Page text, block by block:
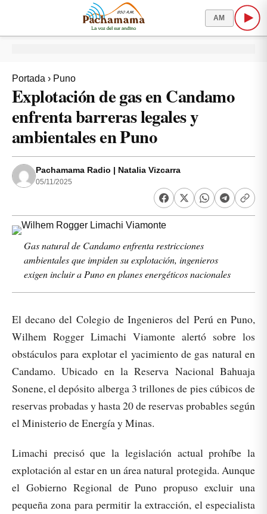
AM
Portada › Puno
Explotación de gas en Candamo
enfrenta barreras legales y
ambientales en Puno
Pachamama Radio | Natalia Vizcarra
05/11/2025
Gas natural de Candamo enfrenta restricciones
ambientales que impiden su explotación, ingenieros
exigen incluir a Puno en planes energéticos nacionales
El decano del Colegio de Ingenieros del Perú en Puno,
Wilhem Rogger Limachi Viamonte alertó sobre los
obstáculos para explotar el yacimiento de gas natural en
Candamo. Ubicado en la Reserva Nacional Bahuaja
Sonene, el depósito alberga 3 trillones de pies cúbicos de
reservas probadas y hasta 20 de reservas probables según
el Ministerio de Energía y Minas.
Limachi precisó que la legislación actual prohíbe la
explotación al estar en un área natural protegida. Aunque
el Gobierno Regional de Puno propuso excluir una
pequeña zona para permitir la extracción, el especialista